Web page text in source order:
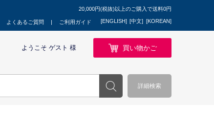
20,000円(税抜)以上のご購入で送料0円
よくあるご質問 ご利用ガイド [ENGLISH] [中文] [KOREAN]
ようこそ ゲスト 様 買い物かご
詳細検索